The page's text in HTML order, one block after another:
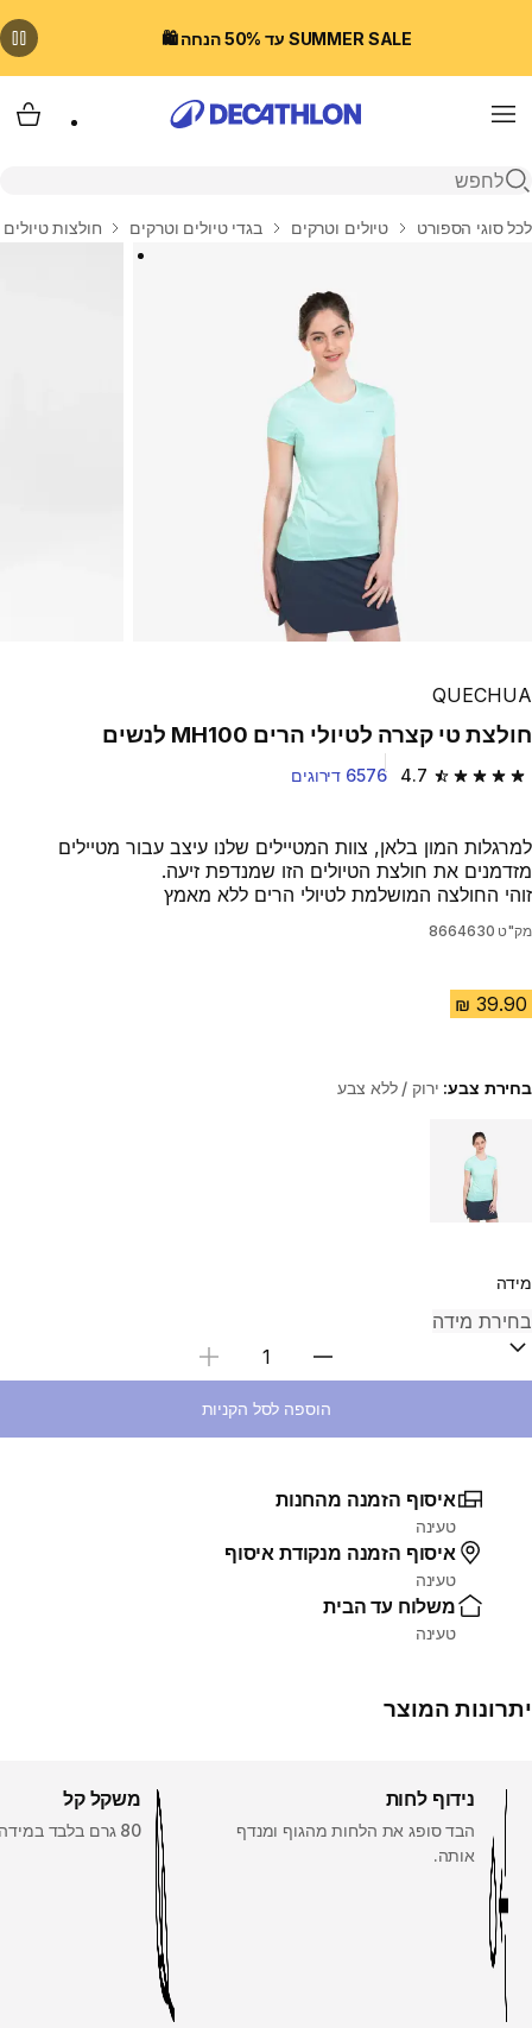
SUMMER SALE עד 50% הנחה 🛍️
Menu
פתיחת חיפוש
בית
לכל סוגי הספורט טיולים וטרקים בגדי טיולים וטרקים חולצות טיולים
QUECHUA
חולצת טי קצרה לטיולי הרים MH100 לנשים
4.7 4.7 out of 5 stars from 6576 reviews 6576 דירוגים
למרגלות המון בלאן, צוות המטיילים שלנו עיצב עבור מטיילים
מזדמנים את חולצת הטיולים הזו שמנדפת זיעה.
זוהי החולצה המושלמת לטיולי הרים ללא מאמץ
מק"ט 8664630
בחירת צבע: ירוק / ללא צבע
Choose a variant
מידה
בחירת כמות
הוספה לסל הקניות
איסוף הזמנה מהחנות
טעינה
איסוף הזמנה מנקודת איסוף
טעינה
משלוח עד הבית
טעינה
יתרונות המוצר
נידוף לחות
הבד סופג את הלחות מהגוף ומנדף
אותה.
משקל קל
80 גרם בלבד במידה M.